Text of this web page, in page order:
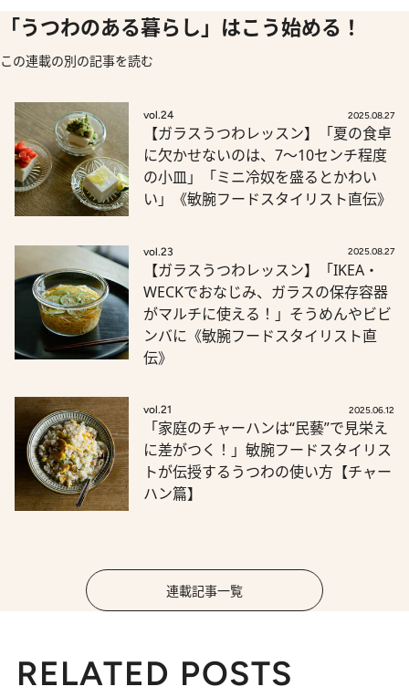
「うつわのある暮らし」はこう始める！
この連載の別の記事を読む
vol.24 2025.08.27
【ガラスうつわレッスン】「夏の食卓
に欠かせないのは、7～10センチ程度
の小皿」「ミニ冷奴を盛るとかわい
い」《敏腕フードスタイリスト直伝》
vol.23 2025.08.27
【ガラスうつわレッスン】「IKEA・
WECKでおなじみ、ガラスの保存容器
がマルチに使える！」そうめんやビビ
ンバに《敏腕フードスタイリスト直
伝》
vol.21 2025.06.12
「家庭のチャーハンは“民藝”で見栄え
に差がつく！」敏腕フードスタイリス
トが伝授するうつわの使い方【チャー
ハン篇】
連載記事一覧
RELATED POSTS